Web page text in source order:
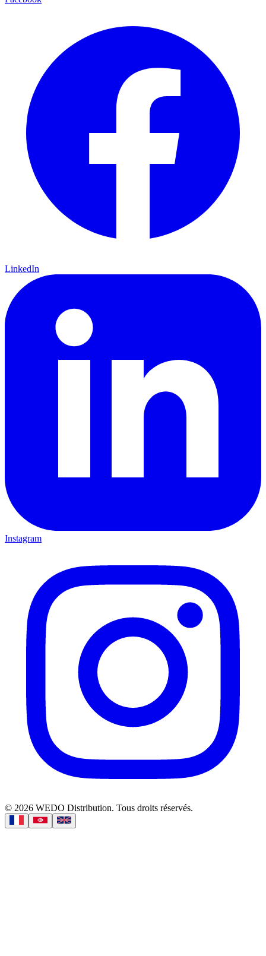
LinkedIn
Instagram
© 2026 WEDO Distribution. Tous droits réservés.